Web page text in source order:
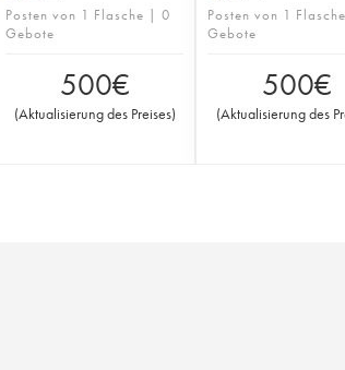
Posten von 1 Flasche | 0
Gebote
500€
(Aktualisierung des Preises)
Posten von 1
Gebote
500€
(Aktualisierung des